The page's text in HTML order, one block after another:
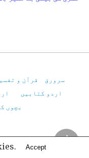
سرورق قرآن و
اردو کتابیں
بچوں
Virtual Library
Accept